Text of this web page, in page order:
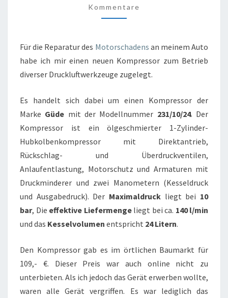
Kommentare
Für die Reparatur des Motorschadens an meinem Auto
habe ich mir einen neuen Kompressor zum Betrieb
diverser Druckluftwerkzeuge zugelegt.
Es handelt sich dabei um einen Kompressor der
Marke Güde mit der Modellnummer 231/10/24. Der
Kompressor ist ein ölgeschmierter 1-Zylinder-
Hubkolbenkompressor mit Direktantrieb,
Rückschlag- und Überdruckventilen,
Anlaufentlastung, Motorschutz und Armaturen mit
Druckminderer und zwei Manometern (Kesseldruck
und Ausgabedruck). Der Maximaldruck liegt bei 10
bar, Die effektive Liefermengeliegt bei ca. 140 l/min
und das Kesselvolumen entspricht 24 Litern.
Den Kompressor gab es im örtlichen Baumarkt für
109,- €. Dieser Preis war auch online nicht zu
unterbieten. Als ich jedoch das Gerät erwerben wollte,
waren alle Gerät vergriffen. Es war lediglich das